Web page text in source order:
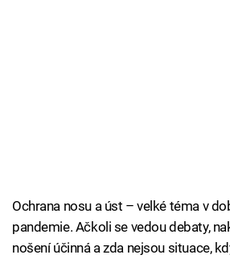
Ochrana nosu a úst – velké téma v
pandemie. Ačkoli se vedou debaty,
nošení účinná a zda nejsou situace,